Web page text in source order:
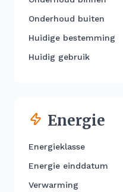
Onderhoud buiten
Huidige bestemming
Huidig gebruik
Energie
Energieklasse
Energie einddatum
Verwarming